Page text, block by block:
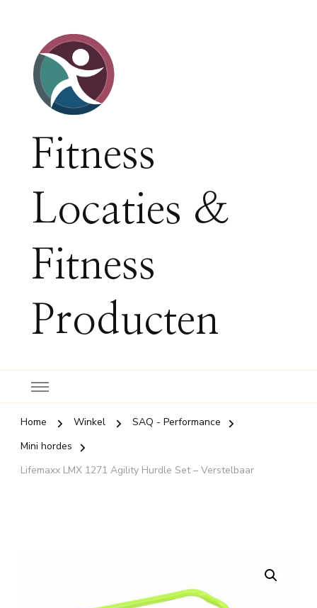
Fitness
Locaties &
Fitness
Producten
Home Winkel
SAQ - Performance
Mini hordes
Lifemaxx LMX 1271 Agility Hurdle Set – Verstelbaar